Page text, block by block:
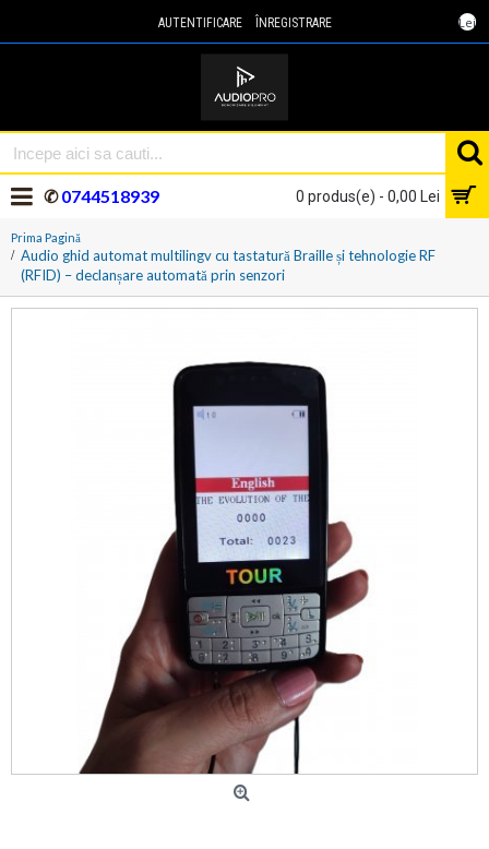
Lei
AUTENTIFICARE ÎNREGISTRARE
0 produs(e) - 0,00 Lei
✆0744518939
Prima Pagină
Audio ghid automat multilingv cu tastatură Braille și tehnologie RF
(RFID) – declanșare automată prin senzori